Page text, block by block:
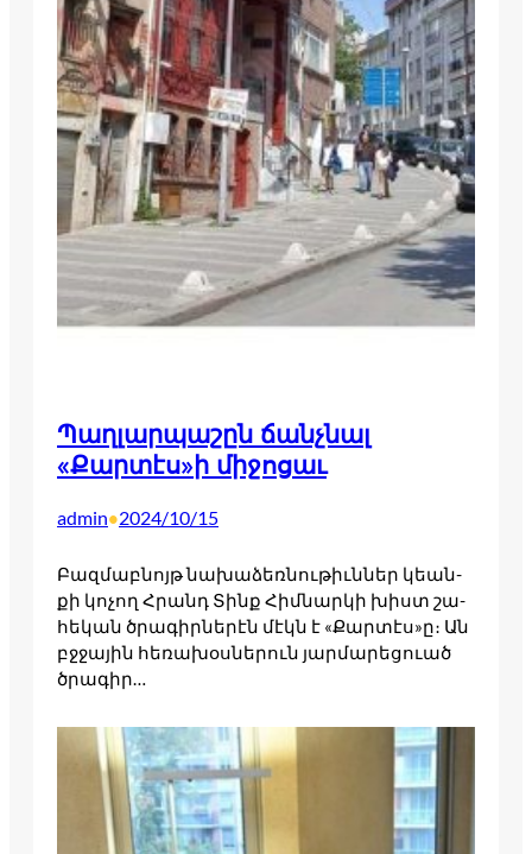
Պաղլարպաշըն ճանչնալ
«Քարտէս»ի միջոցաւ
admin•2024/10/15
Բազմաբ­նոյթ նա­խաձեռ­նութիւններ կեան­
քի կո­չող Հրանդ Տինք Հիմ­նարկի խիստ շա­
հեկան ծրա­գիր­նե­րէն մէկն է «Քար­տէս»ը։ Ան
բջջա­յին հե­ռախօս­նե­րուն յար­մա­րեցո­ւած
ծրա­գիր…